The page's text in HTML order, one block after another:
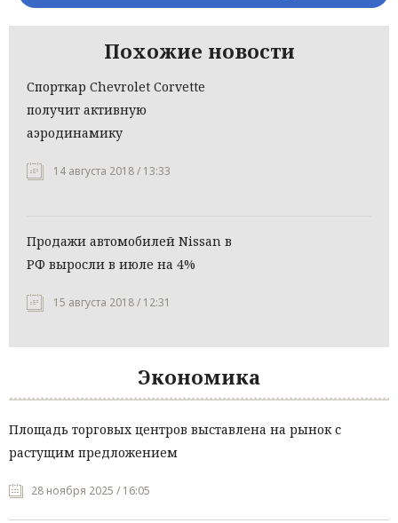
Похожие новости
Спорткар Chevrolet Corvette
получит активную
аэродинамику
14 августа 2018 / 13:33
Продажи автомобилей Nissan в
РФ выросли в июле на 4%
15 августа 2018 / 12:31
Экономика
Площадь торговых центров выставлена на рынок с
растущим предложением
28 ноября 2025 / 16:05